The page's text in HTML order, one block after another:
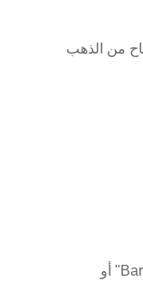
من الذهب
الاستثمار في شركات مثل "Barrick Gold" أو